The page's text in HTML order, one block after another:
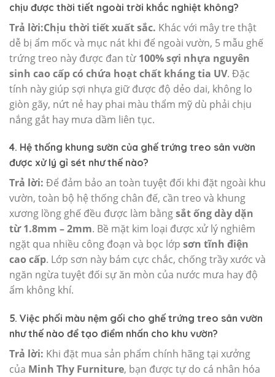
chịu được thời tiết ngoài trời khắc nghiệt không?
Trả lời:Chịu thời tiết xuất sắc. Khác với mây tre thật
dễ bị ẩm mốc và mục nát khi để ngoài vườn, 5 mẫu ghế
trứng treo này được đan từ 100% sợi nhựa nguyên
sinh cao cấp có chứa hoạt chất kháng tia UV. Đặc
tính này giúp sợi nhựa giữ được độ dẻo dai, không lo
giòn gãy, nứt nẻ hay phai màu thẩm mỹ dù phải chịu
nắng gắt hay mưa dầm liên tục.
4. Hệ thống khung sườn của ghế trứng treo sân vườn
được xử lý gỉ sét như thế nào?
Trả lời: Để đảm bảo an toàn tuyệt đối khi đặt ngoài khu
vườn, toàn bộ hệ thống chân đế, cần treo và khung
xương lồng ghế đều được làm bằngsắt ống dày dặn
từ 1.8mm – 2mm. Bề mặt kim loại được xử lý nghiêm
ngặt qua nhiều công đoạn và bọc lớp sơn tĩnh điện
cao cấp. Lớp sơn này bám cực chắc, chống trầy xước và
ngăn ngừa tuyệt đối sự ăn mòn của nước mưa hay độ
ẩm không khí.
5. Việc phối màu nệm gối cho ghế trứng treo sân vườn
như thế nào để tạo điểm nhấn cho khu vườn?
Trả lời: Khi đặt mua sản phẩm chính hãng tại xưởng
của Minh Thy Furniture, bạn được tự do cá nhân hóa